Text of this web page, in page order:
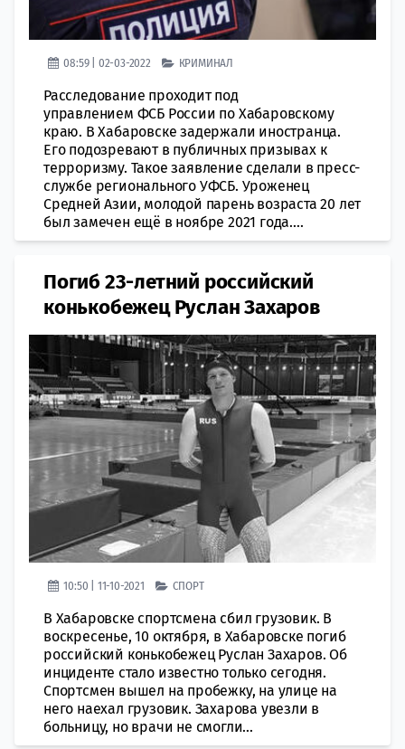
08:59 | 02-03-2022 КРИМИНАЛ
Расследование проходит под
управлением ФСБ России по Хабаровскому
краю. В Хабаровске задержали иностранца.
Его подозревают в публичных призывах к
терроризму. Такое заявление сделали в пресс-
службе регионального УФСБ. Уроженец
Средней Азии, молодой парень возраста 20 лет
был замечен ещё в ноябре 2021 года....
Погиб 23-летний российский
конькобежец Руслан Захаров
10:50 | 11-10-2021 СПОРТ
В Хабаровске спортсмена сбил грузовик. В
воскресенье, 10 октября, в Хабаровске погиб
российский конькобежец Руслан Захаров. Об
инциденте стало известно только сегодня.
Спортсмен вышел на пробежку, на улице на
него наехал грузовик. Захарова увезли в
больницу, но врачи не смогли...